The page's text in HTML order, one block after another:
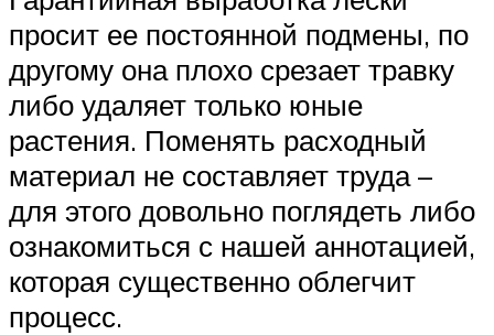
просит ее постоянной подмены, по
другому она плохо срезает травку
либо удаляет только юные
растения. Поменять расходный
материал не составляет труда –
для этого довольно поглядеть либо
ознакомиться с нашей аннотацией,
которая существенно облегчит
процесс.